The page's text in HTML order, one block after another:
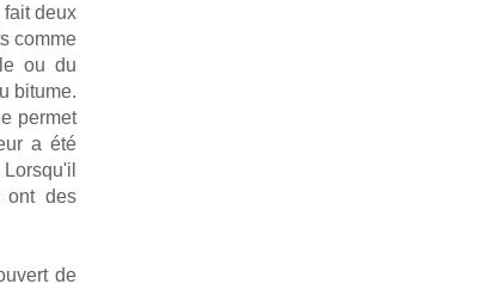
deux
comme
ou du
bitume.
permet
a été
ont des
de